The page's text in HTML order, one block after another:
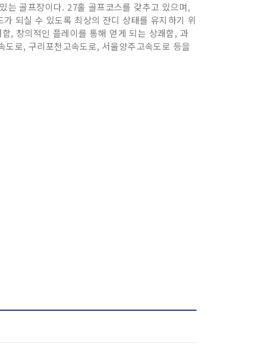
는 골프장이다. 27홀 골프코스를 갖추고 있으며,
되실 수 있도록 최상의 잔디 상태를 유지하기 위
, 창의적인 플레이를 통해 얻게 되는 상쾌함, 과
로, 구리포천고속도로, 서울양주고속도로 등을